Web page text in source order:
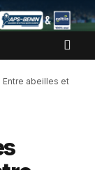
Entre abeilles et